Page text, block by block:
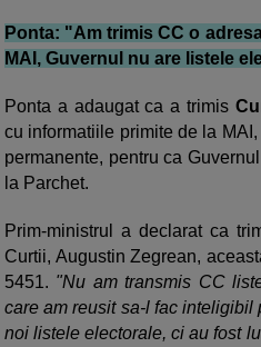
Ponta: "Am trimis CC o
MAI, Guvernul nu are listele
Ponta a adaugat ca a trimis
cu informatiile primite de la
permanente, pentru ca
la Parchet.
Prim-ministrul a declarat ca
Curtii, Augustin Zegrean,
5451. "Nu am transmis CC
care am reusit sa-l fac inteligibil
noi listele electorale, ci au fost